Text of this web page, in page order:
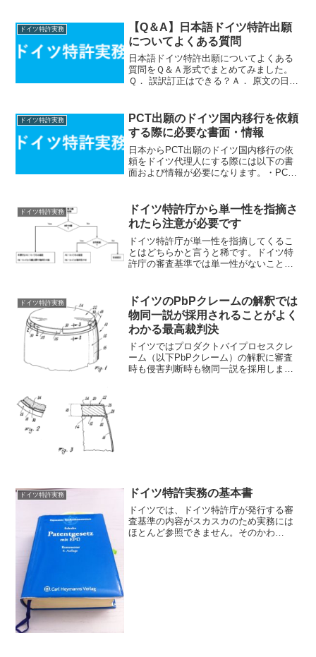
ドイツ特許実務
【Q＆A】日本語ドイツ特許出願
についてよくある質問
日本語ドイツ特許出願についてよくある
質問をＱ＆Ａ形式でまとめてみました。
Ｑ． 誤訳訂正はできる？Ａ． 原文の日本
Ｑ．誤訳訂正ができる時期は？Ａ． 審査
段階、異議段階、...
ドイツ特許実務
PCT出願のドイツ国内移行を依頼
する際に必要な書面・情報
日本からPCT出願のドイツ国内移行の依
頼をドイツ代理人にする際には以下の書
面および情報が必要になります。・PCT
ら31ヶ月）までにドイツ語書面を準備し
なければなり...
ドイツ特許実務
ドイツ特許庁から単一性を指摘さ
れたら注意が必要です
ドイツ特許庁が単一性を指摘してくるこ
とはどちらかと言うと稀です。ドイツ特
許庁の審査基準では単一性がないことが
き旨が規定されています（Richtlinien für
di...
ドイツ特許実務
ドイツのPbPクレームの解釈では
物同一説が採用されることがよく
わかる最高裁判決
ドイツではプロダクトバイプロセスクレ
ーム（以下PbPクレーム）の解釈に審査
時も侵害判断時も物同一説を採用しま
ドイツ特許実務 ドイツ特許実務の基本書
ドイツでは、ドイツ特許庁が発行する審
査基準の内容がスカスカのため実務には
ほとんど参照できません。そのかわ